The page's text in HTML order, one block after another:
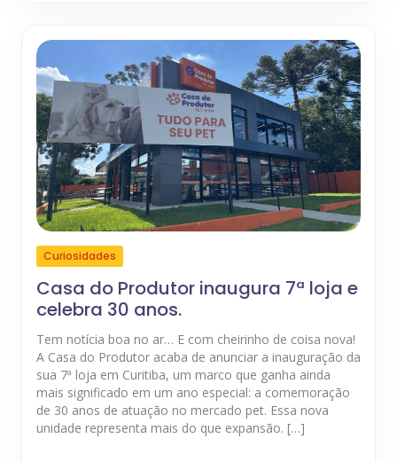
Curiosidades
Casa do Produtor inaugura 7ª loja e
celebra 30 anos.
Tem notícia boa no ar… E com cheirinho de coisa nova!
A Casa do Produtor acaba de anunciar a inauguração da
sua 7ª loja em Curitiba, um marco que ganha ainda
mais significado em um ano especial: a comemoração
de 30 anos de atuação no mercado pet. Essa nova
unidade representa mais do que expansão. […]